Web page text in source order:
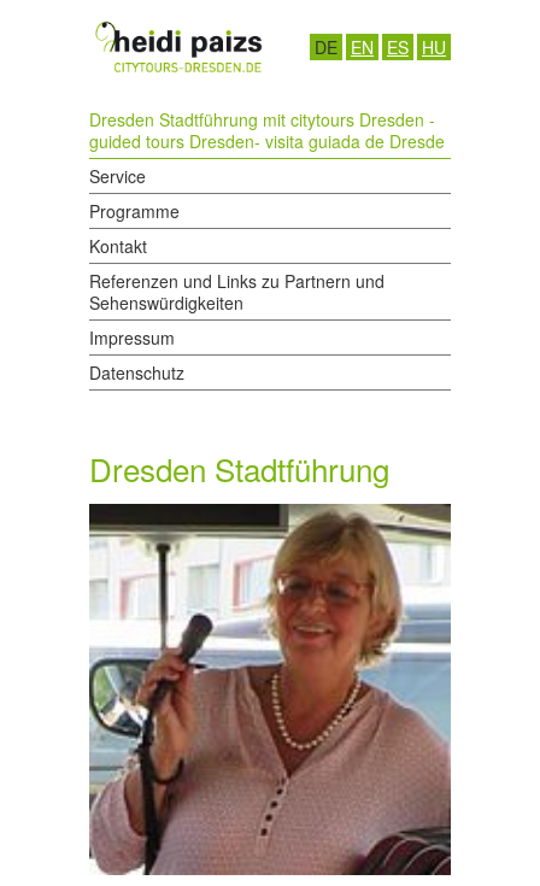
DE EN ES HU
Dresden Stadtführung mit citytours Dresden -
guided tours Dresden- visita guiada de Dresde
Service
Programme
Kontakt
Referenzen und Links zu Partnern und
Sehenswürdigkeiten
Impressum
Datenschutz
Dresden Stadtführung